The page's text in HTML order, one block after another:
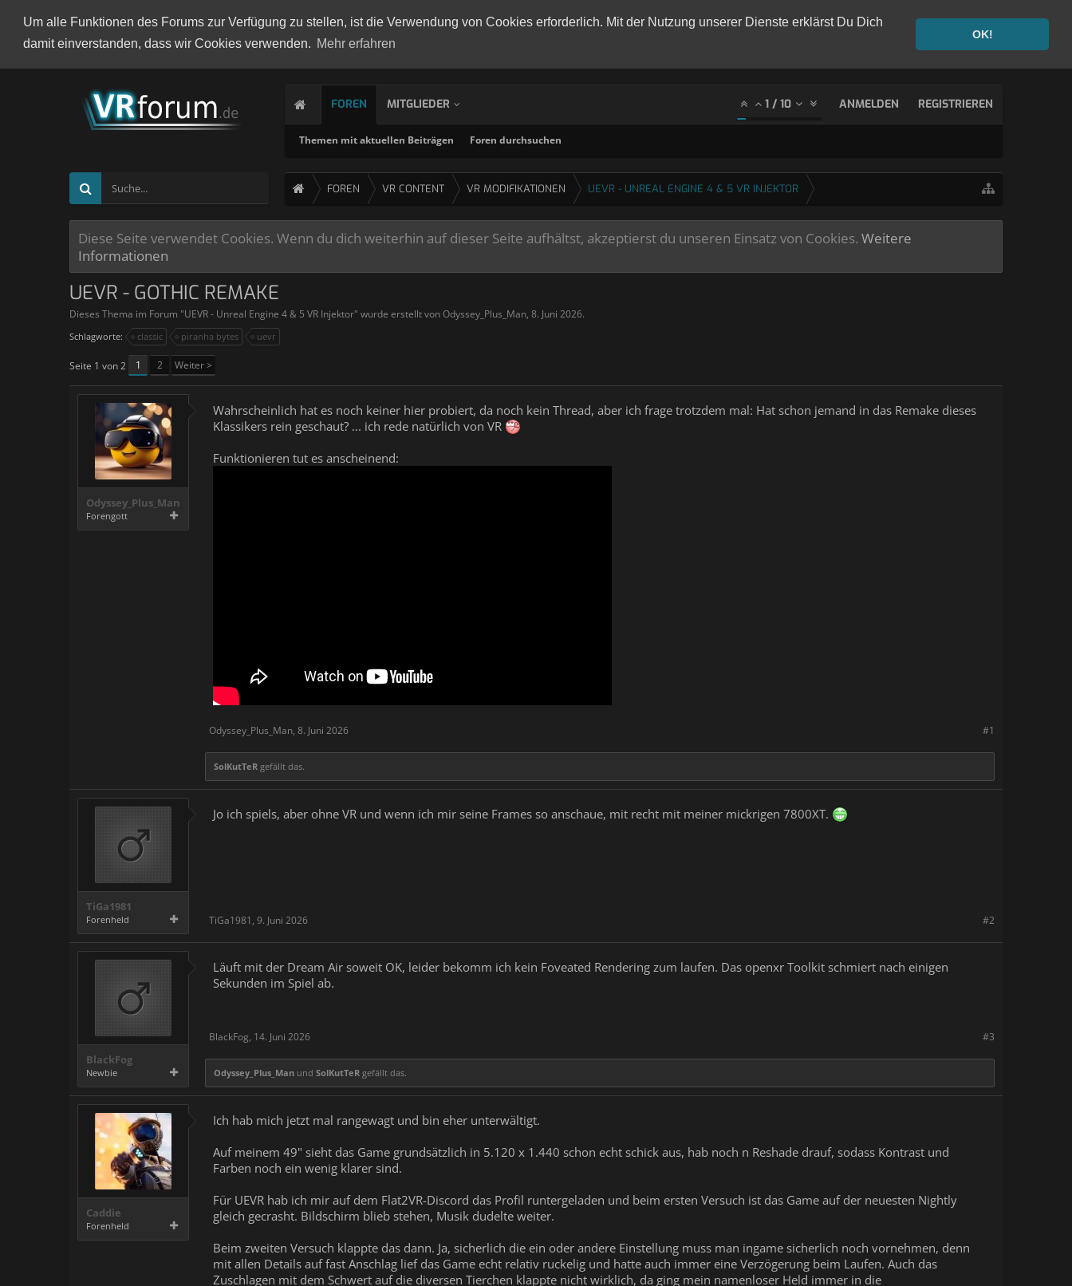
Um alle Funktionen des Forums zur Verfügung zu stellen, ist die Verwendung von Cookies erforderlich. Mit der Nutzung unserer Dienste erklärst Du Dich
damit einverstanden, dass wir Cookies verwenden. Mehr erfahren
OK!
FOREN
Themen mit aktuellen Beiträgen Foren durchsuchen
MITGLIEDER 1 / 10 ANMELDEN REGISTRIEREN
FOREN VR CONTENT VR MODIFIKATIONEN UEVR - UNREAL ENGINE 4 & 5 VR INJEKTOR
Diese Seite verwendet Cookies. Wenn du dich weiterhin auf dieser Seite aufhältst, akzeptierst du unseren Einsatz von Cookies. Weitere
Informationen
UEVR - GOTHIC REMAKE
Dieses Thema im Forum "UEVR - Unreal Engine 4 & 5 VR Injektor" wurde erstellt vonOdyssey_Plus_Man, 8. Juni 2026.
Schlagworte: classic piranha bytes uevr
Seite 1 von 2 1 2 Weiter >
Odyssey_Plus_Man
Forengott
Wahrscheinlich hat es noch keiner hier probiert, da noch kein Thread, aber ich frage trotzdem mal: Hat schon jemand in das Remake dieses
Klassikers rein geschaut? ... ich rede natürlich von VR
Funktionieren tut es anscheinend:
#1
Odyssey_Plus_Man, 8. Juni 2026
SolKutTeR gefällt das.
TiGa1981
Forenheld
Jo ich spiels, aber ohne VR und wenn ich mir seine Frames so anschaue, mit recht mit meiner mickrigen 7800XT.
#2
TiGa1981 , 9. Juni 2026
BlackFog
Newbie
Läuft mit der Dream Air soweit OK, leider bekomm ich kein Foveated Rendering zum laufen. Das openxr Toolkit schmiert nach einigen
Sekunden im Spiel ab.
#3
BlackFog, 14. Juni 2026
Odyssey_Plus_Man und SolKutTeR gefällt das.
Caddie
Forenheld
Ich hab mich jetzt mal rangewagt und bin eher unterwältigt.
Auf meinem 49" sieht das Game grundsätzlich in 5.120 x 1.440 schon echt schick aus, hab noch n Reshade drauf, sodass Kontrast und
Farben noch ein wenig klarer sind.
Für UEVR hab ich mir auf dem Flat2VR-Discord das Profil runtergeladen und beim ersten Versuch ist das Game auf der neuesten Nightly
gleich gecrasht. Bildschirm blieb stehen, Musik dudelte weiter.
Beim zweiten Versuch klappte das dann. Ja, sicherlich die ein oder andere Einstellung muss man ingame sicherlich noch vornehmen, denn
mit allen Details auf fast Anschlag lief das Game echt relativ ruckelig und hatte auch immer eine Verzögerung beim Laufen. Auch das
Zuschlagen mit dem Schwert auf die diversen Tierchen klappte nicht wirklich, da ging mein namenloser Held immer in die